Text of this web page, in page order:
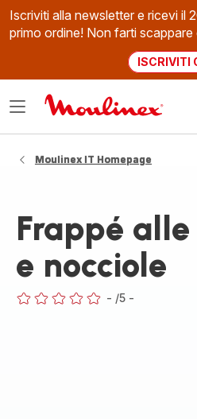
Iscriviti alla newsletter e ricevi il
primo ordine! Non farti
ISCRIVITI
Apri
Moulinex IT Homepage
Frappé
e nocciole
- /5 -